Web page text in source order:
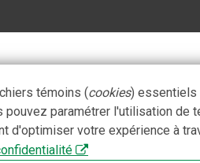
témoins (cookies) essentiels
pouvez paramétrer l'utilisation de
d'optimiser votre expérience à